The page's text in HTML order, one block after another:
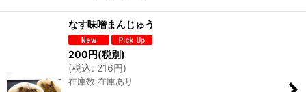
なす味噌まんじゅう
200円(税別)
(税込: 216円)
在庫数 在庫あり